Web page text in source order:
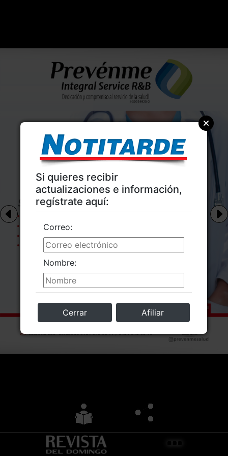
Si quieres recibir
actualizaciones e información,
regístrate aquí:
Nombre:
Correo:
Cerrar Afiliar